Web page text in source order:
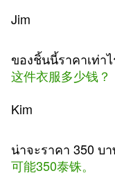
Jim
ของชิ้นนี้ราคาเท่า
这件衣服多少钱？
Kim
น่าจะราคา 350 บ
可能350泰铢。